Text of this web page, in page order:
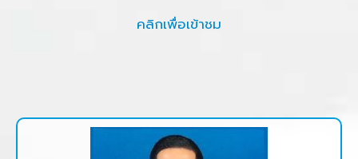
คลิกเพื่อเข้าชม